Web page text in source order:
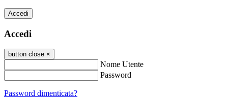
Accedi
Accedi
button close ×
Nome Utente
Password
Password dimenticata?